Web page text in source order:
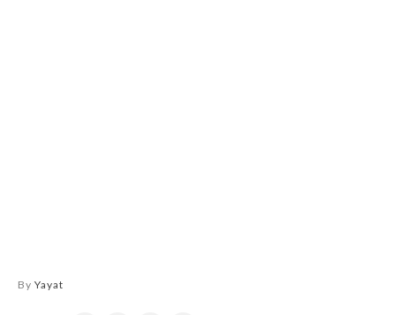
By Yayat